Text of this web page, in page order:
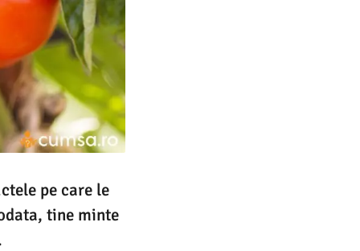
pe care le
tine minte